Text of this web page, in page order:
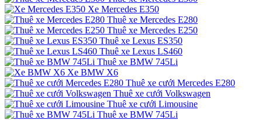
Xe Mercedes E350
Thuê xe Mercedes E280
Thuê xe Mercedes E250
Thuê xe Lexus ES350
Thuê xe Lexus LS460
Thuê xe BMW 745Li
Xe BMW X6
Thuê xe cưới Mercedes E280
Thuê xe cưới Volkswagen
Thuê xe cưới Limousine
Thuê xe BMW 745Li